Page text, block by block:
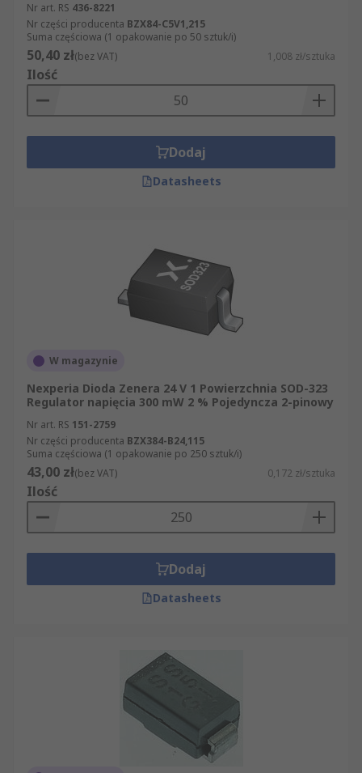
Nr art. RS 436-8221
Nr części producenta BZX84-C5V1,215
Suma częściowa (1 opakowanie po 50 sztuk/i)
50,40 zł(bez VAT) 1,008 zł/sztuka
Ilość
Dodaj
Datasheets
W magazynie
Nexperia Dioda Zenera 24 V 1 Powierzchnia SOD-323
Regulator napięcia 300 mW 2 % Pojedyncza 2-pinowy
Nr art. RS 151-2759
Nr części producenta BZX384-B24,115
Suma częściowa (1 opakowanie po 250 sztuk/i)
43,00 zł(bez VAT) 0,172 zł/sztuka
Ilość
Dodaj
Datasheets